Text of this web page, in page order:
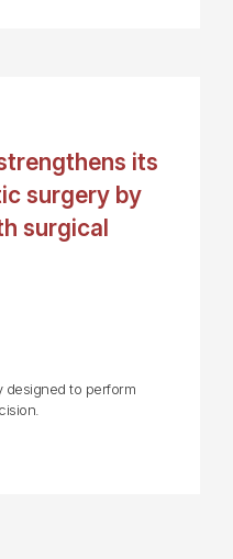
its
surgery by
surgical
designed to perform